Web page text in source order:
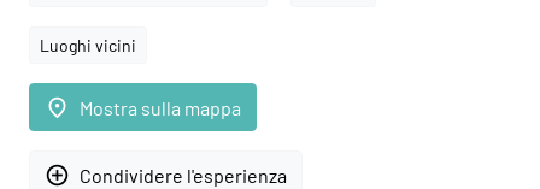
Luoghi vicini
place Mostra sulla mappa
add_circle_outline Condividere l'esperienza